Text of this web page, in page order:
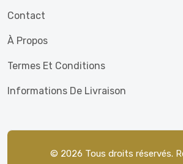
Contact
À Propos
Termes Et Conditions
Informations De Livraison
© 2026 Tous droits réservés.